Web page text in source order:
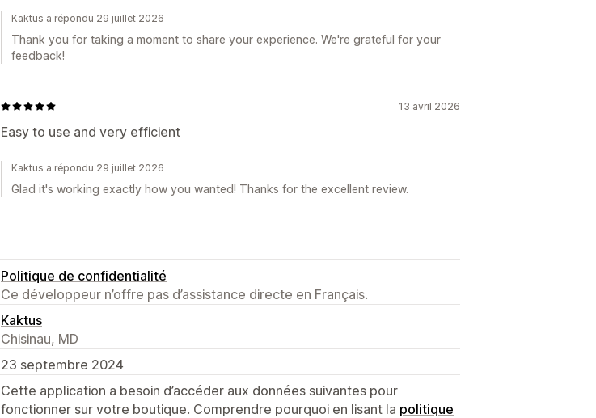
Kaktus a répondu 29 juillet 2026
Thank you for taking a moment to share your experience. We're grateful for your
feedback!
13 avril 2026
Easy to use and very efficient
Kaktus a répondu 29 juillet 2026
Glad it's working exactly how you wanted! Thanks for the excellent review.
Politique de confidentialité
Ce développeur n’offre pas d’assistance directe en Français.
Kaktus
Chisinau, MD
23 septembre 2024
Cette application a besoin d’accéder aux données suivantes pour
fonctionner sur votre boutique. Comprendre pourquoi en lisant la politique